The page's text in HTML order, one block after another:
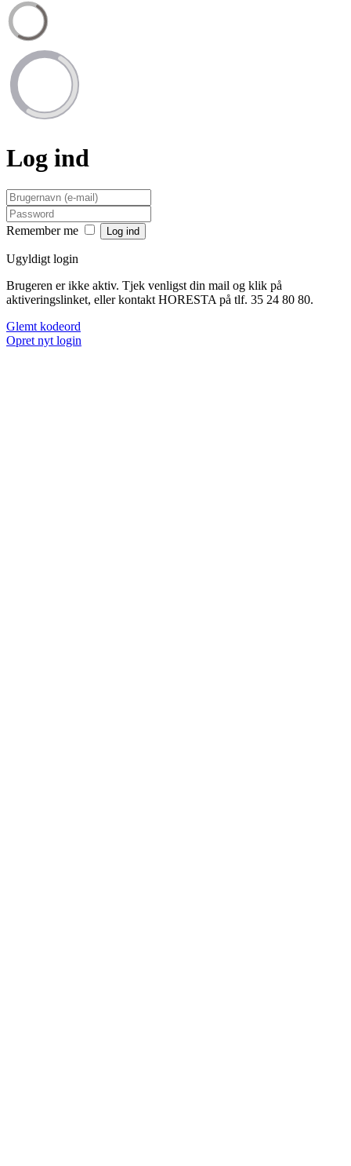
Log ind
Remember me
Ugyldigt login
Brugeren er ikke aktiv. Tjek venligst din mail og klik på
aktiveringslinket, eller kontakt HORESTA på tlf. 35 24 80 80.
Glemt kodeord
Opret nyt login